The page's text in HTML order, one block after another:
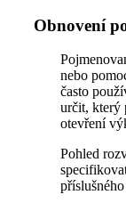
Obnovení
nebo
často
určit, který
otevření
Pohled